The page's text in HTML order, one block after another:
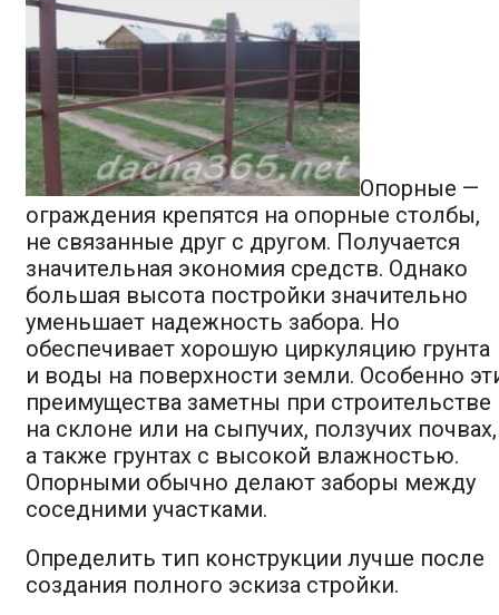
Опорные —
ограждения крепятся на опорные столбы,
не связанные друг с другом. Получается
значительная экономия средств. Однако
большая высота постройки значительно
уменьшает надежность забора. Но
обеспечивает хорошую циркуляцию грунта
и воды на поверхности земли. Особенно
преимущества заметны при строительстве
на склоне или на сыпучих, ползучих почвах,
а также грунтах с высокой влажностью.
Опорными обычно делают заборы между
соседними участками.
Определить тип конструкции лучше после
создания полного эскиза стройки.